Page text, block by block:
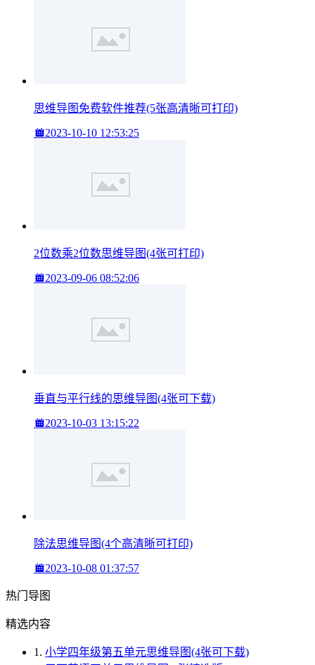
思维导图免费软件推荐(5张高清晰可打印)
2023-10-10 12:53:25
2位数乘2位数思维导图(4张可打印)
2023-09-06 08:52:06
垂直与平行线的思维导图(4张可下载)
2023-10-03 13:15:22
除法思维导图(4个高清晰可打印)
2023-10-08 01:37:57
热门导图
精选内容
1. 小学四年级第五单元思维导图(4张可下载)